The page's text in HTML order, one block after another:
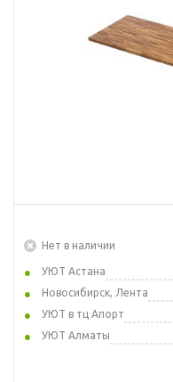
Нет в наличии
УЮТ Астана
Новосибирск, Лента
УЮТ в тц Апорт
УЮТ Алматы